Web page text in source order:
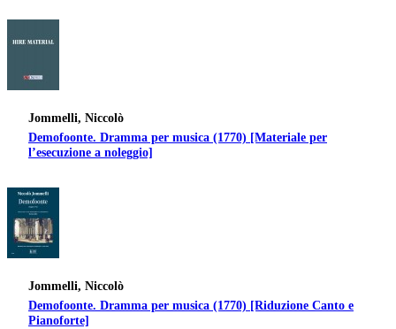
Jommelli, Niccolò
Demofoonte. Dramma per musica (1770) [Materiale per
l’esecuzione a noleggio]
Jommelli, Niccolò
Demofoonte. Dramma per musica (1770) [Riduzione Canto e
Pianoforte]